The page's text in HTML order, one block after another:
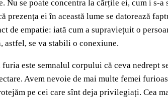
se poate concentra la cărțile ei, cum i s-
ei în această lume se datorează
de empatie: iată cum a supraviețuit o
astfel, se va stabili o conexiune.
este semnalul corpului că ceva nedrept
Avem nevoie de mai multe femei
pe cei care sînt deja privilegiați. Cea